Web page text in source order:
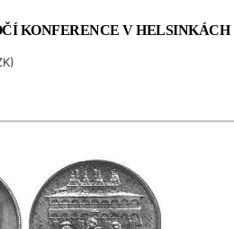
KONFERENCE V HELSINKÁCH
)